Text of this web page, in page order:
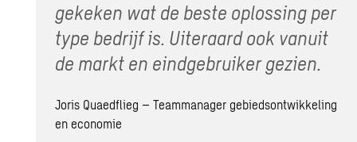
gekeken wat de beste oplossing per
type bedrijf is. Uiteraard ook vanuit
de markt en eindgebruiker gezien.
Joris Quaedflieg – Teammanager gebiedsontwikkeling
en economie